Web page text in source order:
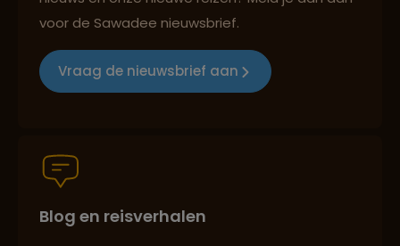
Groepsreizen mét indivuele vrijheid
Persoonlijk en deskundig reisadvies
voor de Sawadee nieuwsbrief.
Vraag de nieuwsbrief aan
Blog en reisverhalen